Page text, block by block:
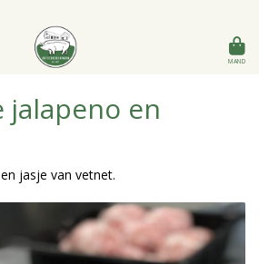
MAND
en
jasje van vetnet.